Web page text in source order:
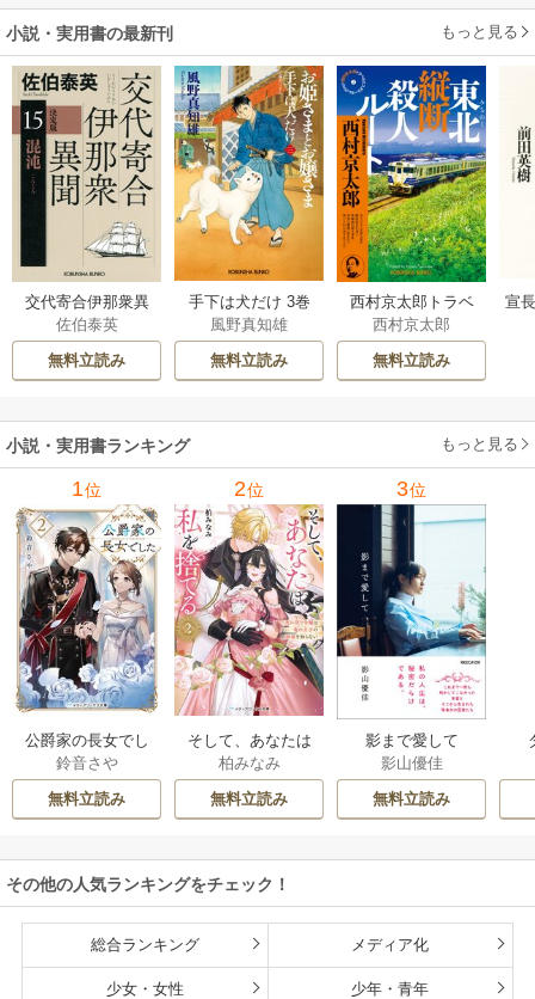
小説・実用書の最新刊 もっと見る
交代寄合伊那衆異
聞 15巻
佐伯泰英
無料立読み
手下は犬だけ 3巻
風野真知雄
無料立読み
西村京太郎トラベ
ルミステリー・セ
レクション 2巻
西村京太郎
無料立読み
宣
小説・実用書ランキング もっと見る
1位
公爵家の長女でし
た
鈴音さや
無料立読み
2位
そして、あなたは
私を捨てる
柏みなみ
無料立読み
3位
影まで愛して
影山優佳
無料立読み
その他の人気ランキングをチェック！
総合ランキング メディア化
少女・女性 少年・青年